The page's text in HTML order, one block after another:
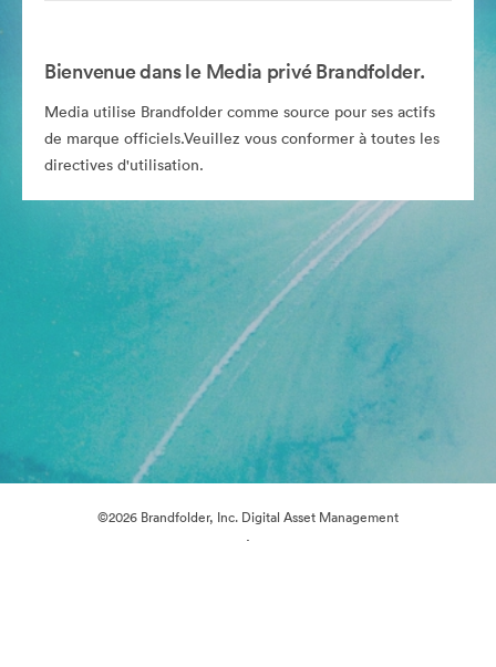
Bienvenue dans le Media privé Brandfolder.
Media utilise Brandfolder comme source pour ses actifs
de marque officiels.Veuillez vous conformer à toutes les
directives d'utilisation.
©2026 Brandfolder, Inc. Digital Asset Management
·